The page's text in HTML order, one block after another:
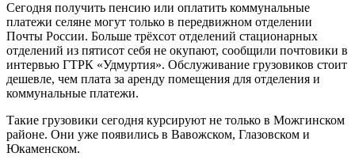
Сегодня получить пенсию или оплатить коммунальные
платежи селяне могут только в передвижном отделении
Почты России. Больше трёхсот отделений стационарных
отделений из пятисот себя не окупают, сообщили почтовики в
интервью ГТРК «Удмуртия». Обслуживание грузовиков стоит
дешевле, чем плата за аренду помещения для отделения и
коммунальные платежи.
Такие грузовики сегодня курсируют не только в Можгинском
районе. Они уже появились в Вавожском, Глазовском и
Юкаменском.